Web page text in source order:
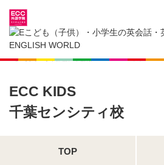
千葉県の子供英会話・英語教室
子供（小学生）英会話・英語教室 ECCKIDS 千葉センシ
ECC KIDS
千葉センシティ校
TOP